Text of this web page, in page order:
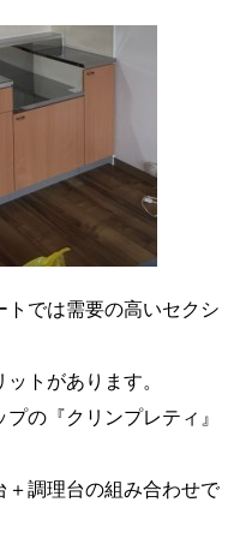
トでは需要の高いセクシ
トがあります。
の『クリンプレティ』
＋調理台の組み合わせで